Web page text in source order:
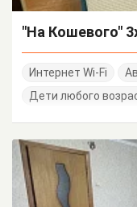
"На Кошевого"
Интернет Wi-Fi
Дети любого